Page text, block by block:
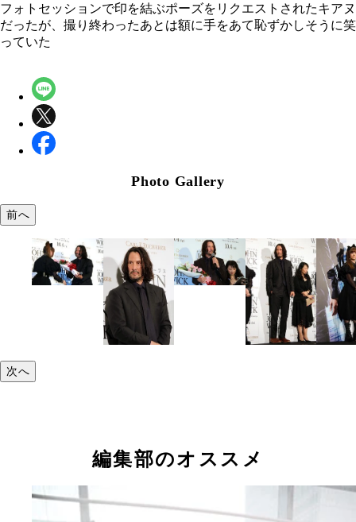
フォトセッションで印を結ぶポーズをリクエストされたキアヌ
だったが、撮り終わったあとは額に手をあて恥ずかしそうに笑
っていた
Photo Gallery
前へ
次へ
編集部のオススメ